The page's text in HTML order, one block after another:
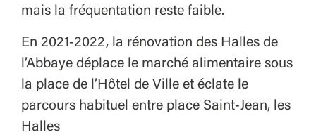
mais la fréquentation reste faible.
En 2021‑2022, la rénovation des Halles de
l’Abbaye déplace le marché alimentaire sous
la place de l’Hôtel de Ville et éclate le
parcours habituel entre place Saint‑Jean, les
Halles